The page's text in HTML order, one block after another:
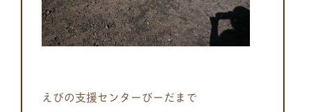
えびの支援センターびーだまで